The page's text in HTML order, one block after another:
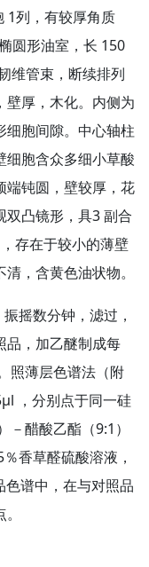
1列，有较厚角质
圆形油室，长 150
维管束，断续排列
壁厚，木化。内侧为
细胞间隙。中心轴柱
细胞含众多细小草酸
端钝圆，壁较厚，花
双凸镜形，具3 副合
存在于较小的薄壁
，含黄色油状物。
摇数分钟，滤过，
品，加乙醚制成每
照薄层色谱法（附
，分别点于同一硅
醋酸乙酯（9:1）
香草醛硫酸溶液，
谱中，在与对照品